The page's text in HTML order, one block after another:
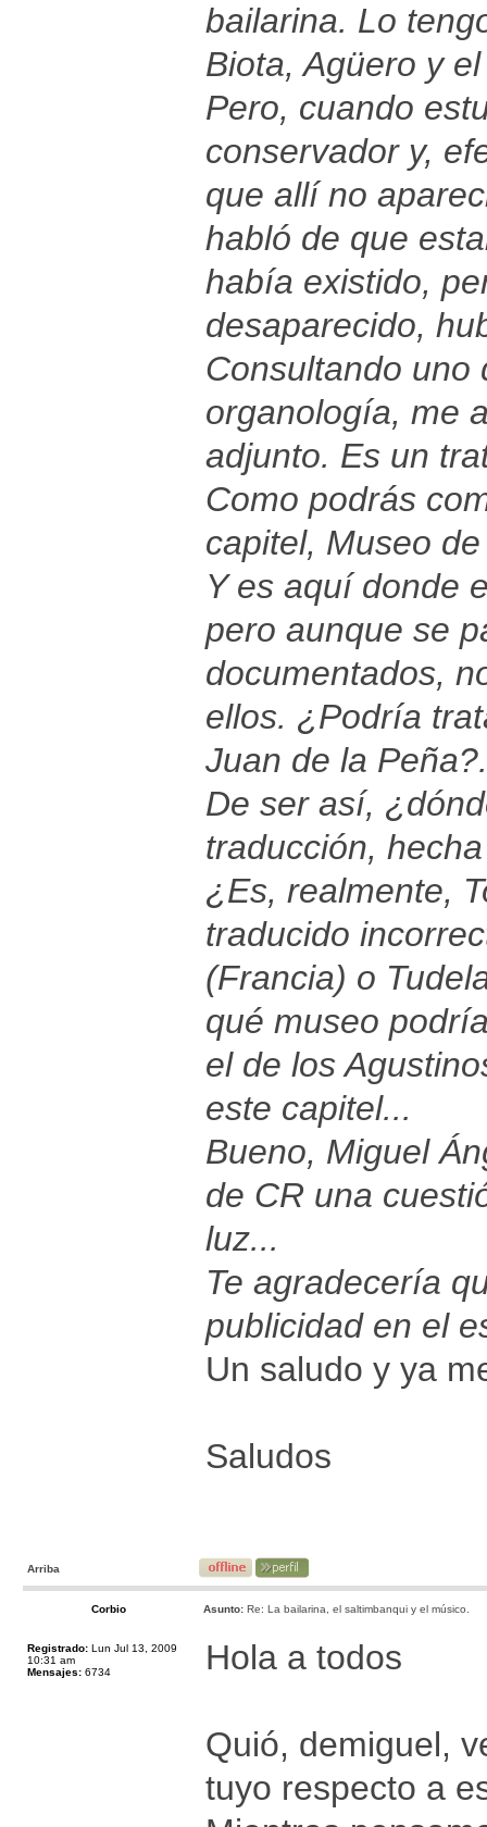
bailarina. Lo
Biota, Agüero y
Pero, cuando
conservador y,
que allí no
habló de que
había existido,
desaparecido,
Consultando uno
organología, me
adjunto. Es un
Como podrás
capitel, Museo
Y es aquí donde
pero aunque se
documentados,
ellos. ¿Podría
Juan de la
De ser así,
traducción,
¿Es, realmente,
traducido
(Francia) o
qué museo
el de los
este capitel...
Bueno, Miguel
de CR una
luz...
Te agradecería
publicidad en el
Un saludo y ya
Saludos
Arriba
Corbio Asunto: Re: La bailarina, el saltimbanqui y el músico.
Registrado: Lun Jul 13, 2009
10:31 am
Mensajes: 6734 Hola a todos
Quió, demiguel,
tuyo respecto a